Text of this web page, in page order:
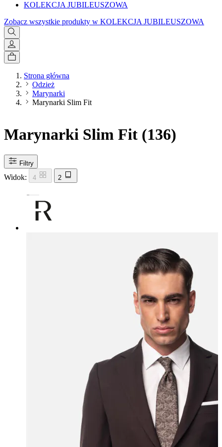
KOLEKCJA JUBILEUSZOWA
Zobacz wszystkie produkty w KOLEKCJA JUBILEUSZOWA
Strona główna
Odzież
Marynarki
Marynarki Slim Fit
Marynarki Slim Fit (136)
Filtry
Widok: 4 2